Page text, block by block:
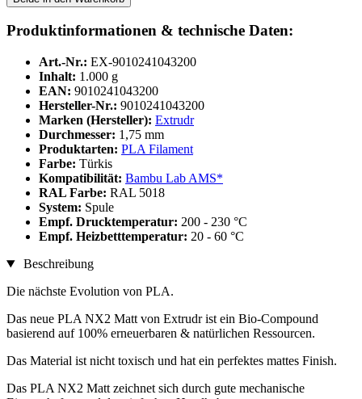
Produktinformationen & technische Daten:
Art.-Nr.: EX-9010241043200
Inhalt: 1.000 g
EAN: 9010241043200
Hersteller-Nr.: 9010241043200
Marken (Hersteller): Extrudr
Durchmesser: 1,75 mm
Produktarten: PLA Filament
Farbe: Türkis
Kompatibilität: Bambu Lab AMS*
RAL Farbe: RAL 5018
System: Spule
Empf. Drucktemperatur: 200 - 230 °C
Empf. Heizbetttemperatur: 20 - 60 °C
Beschreibung
Die nächste Evolution von PLA.
Das neue PLA NX2 Matt von Extrudr ist ein Bio-Compound
basierend auf 100% erneuerbaren & natürlichen Ressourcen.
Das Material ist nicht toxisch und hat ein perfektes mattes Finish.
Das PLA NX2 Matt zeichnet sich durch gute mechanische